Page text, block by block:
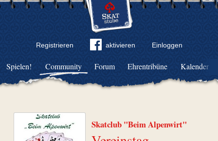
Registrieren aktivieren Einloggen
Community Forum Ehrentribüne Kalender
Spielen!
Skatclub "Beim Alpenwirt"